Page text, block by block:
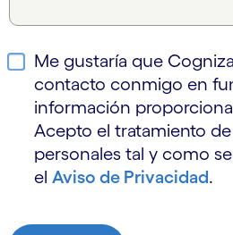
Me gustaría que
contacto conmigo en
información
Acepto el tratamiento
personales tal y como
el Aviso de Privacidad.